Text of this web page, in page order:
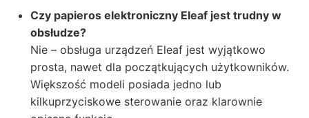
Czy papieros elektroniczny Eleaf jest trudny w
obsłudze?
Nie – obsługa urządzeń Eleaf jest wyjątkowo
prosta, nawet dla początkujących użytkowników.
Większość modeli posiada jedno lub
kilkuprzyciskowe sterowanie oraz klarownie